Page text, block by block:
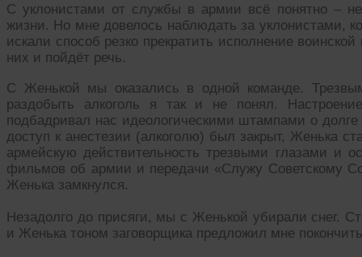
С уклонистами от службы в армии всё понятно – не
жизни. Но мне довелось наблюдать за уклонистами,
искали способ резко прекратить исполнение
них и пойдёт речь.
С Женькой мы оказались в одной команде.
раздобыть алкоголь я так и не понял.
подбадривал нас идеологическими штампами о
доступ к анестезии (алкоголю) был закрыт, Женька
армейскую действительность трезвыми глазами и
фильмов об армии и передачи «Служу Советскому
Женька замкнулся.
Незадолго до присяги, мы с Женькой убирали снег.
и Женька тоном заговорщика предложил мне